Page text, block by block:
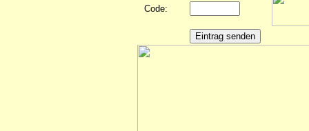
Code: